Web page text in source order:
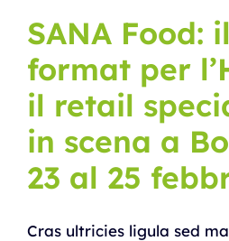
Agenda
News
SANA Food:
format per
il retail
in scena a
23 al 25
Cras ultricies ligula sed